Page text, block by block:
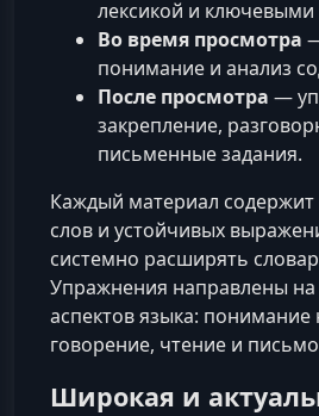
лексикой и
Во время просмотра
понимание и анализ
После просмотра —
закрепление,
письменные задания.
Каждый материал содержит
слов и устойчивых
системно расширять
Упражнения направлены на
аспектов языка: понимание
говорение, чтение и
Широкая и